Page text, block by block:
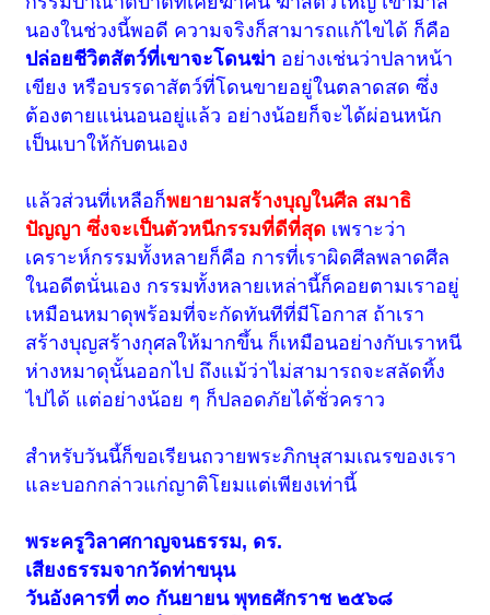
นองในช่วงนี้พอดี ความจริงก็สามารถแก้ไขได้ ก็คือ
ปล่อยชีวิตสัตว์ที่เขาจะโดนฆ่า อย่างเช่นว่าปลาหน้า
เขียง หรือบรรดาสัตว์ที่โดนขายอยู่ในตลาดสด ซึ่ง
ต้องตายแน่นอนอยู่แล้ว อย่างน้อยก็จะได้ผ่อนหนัก
เป็นเบาให้กับตนเอง
แล้วส่วนที่เหลือก็พยายามสร้างบุญในศีล สมาธิ
ปัญญา ซึ่งจะเป็นตัวหนีกรรมที่ดีที่สุด เพราะว่า
เคราะห์กรรมทั้งหลายก็คือ การที่เราผิดศีลพลาดศีล
ในอดีตนั่นเอง กรรมทั้งหลายเหล่านี้ก็คอยตามเราอยู่
เหมือนหมาดุพร้อมที่จะกัดทันทีที่มีโอกาส ถ้าเรา
สร้างบุญสร้างกุศลให้มากขึ้น ก็เหมือนอย่างกับเราหนี
ห่างหมาดุนั้นออกไป ถึงแม้ว่าไม่สามารถจะสลัดทิ้ง
ไปได้ แต่อย่างน้อย ๆ ก็ปลอดภัยได้ชั่วคราว
สำหรับวันนี้ก็ขอเรียนถวายพระภิกษุสามเณรของเรา
และบอกกล่าวแก่ญาติโยมแต่เพียงเท่านี้
พระครูวิลาศกาญจนธรรม, ดร.
เสียงธรรมจากวัดท่าขนุน
วันอังคารที่ ๓๐ กันยายน พุทธศักราช ๒๕๖๘